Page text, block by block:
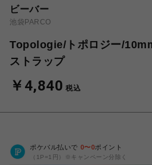
ビーバー
池袋PARCO
Topologie/トポロジー/
ストラップ
￥4,840 税込
ポケパル払いで 0〜0ポイント
（1P=1円）※キャンペーン分除く